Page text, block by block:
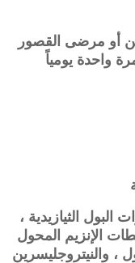
أو مرضى القصور
الثيازيدية ،
الإنزيم المحول
، والنيتروجليسرين